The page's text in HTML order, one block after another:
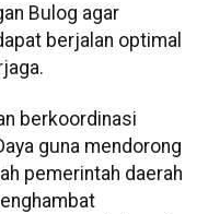
Bulog agar
berjalan optimal
berkoordinasi
guna mendorong
pemerintah daerah